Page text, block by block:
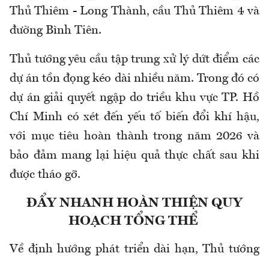
Thủ Thiêm - Long Thành, cầu Thủ Thiêm 4 và
đường Bình Tiên.
Thủ tướng yêu cầu tập trung xử lý dứt điểm các
dự án tồn đọng kéo dài nhiều năm. Trong đó có
dự án giải quyết ngập do triều khu vực TP. Hồ
Chí Minh có xét đến yếu tố biến đổi khí hậu,
với mục tiêu hoàn thành trong năm 2026 và
bảo đảm mang lại hiệu quả thực chất sau khi
được tháo gỡ.
ĐẨY NHANH HOÀN THIỆN QUY
HOẠCH TỔNG THỂ
Về định hướng phát triển dài hạn, Thủ tướng